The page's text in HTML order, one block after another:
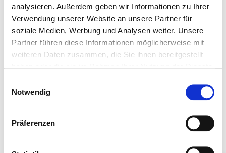
analysieren. Außerdem geben wir Informationen zu Ihrer
Verwendung unserer Website an unsere Partner für
soziale Medien, Werbung und Analysen weiter. Unsere
Partner führen diese Informationen möglicherweise mit
weiteren Daten zusammen, die Sie ihnen bereitgestellt
willigen Sie gem. Art. 49 Abs. 1 DSGVO ein, dass auch
möglich, dass die übermittelten Daten durch lokale
Behörden verarbeitet werden.
Notwendig
Präferenzen
service@quirinprivatbank.de , damit wir Ihren Platz
anderweitig vergeben können. Dies ist
insbesondere bei regionalen Veranstaltungen
wichtig. Hierfür können Sie sich auch an Ihre
Beraterin oder Ihren Berater vor Ort wenden.
Das sagen unsere Gäste